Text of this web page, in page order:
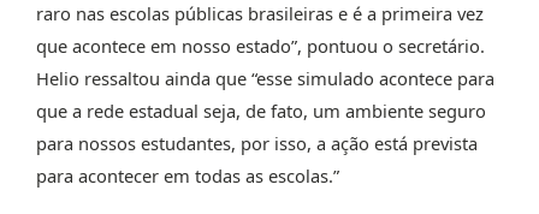
raro nas escolas públicas brasileiras e é a primeira vez
que acontece em nosso estado”, pontuou o secretário.
Helio ressaltou ainda que “esse simulado acontece para
que a rede estadual seja, de fato, um ambiente seguro
para nossos estudantes, por isso, a ação está prevista
para acontecer em todas as escolas.”